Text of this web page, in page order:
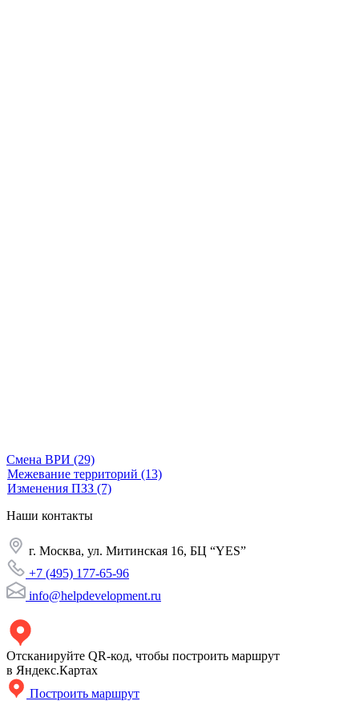
Смена ВРИ (29)
Межевание территорий (13)
Изменения ПЗЗ (7)
Наши контакты
г. Москва, ул. Митинская 16, БЦ “YES”
+7 (495) 177-65-96
info@helpdevelopment.ru
Отсканируйте QR-код, чтобы построить маршрут
в Яндекс.Картах
Построить маршрут